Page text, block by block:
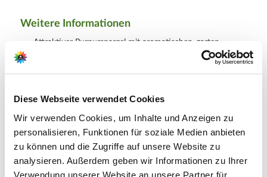
Diese Webseite verwendet Cookies
Wir verwenden Cookies, um Inhalte und Anzeigen zu
personalisieren, Funktionen für soziale Medien anbieten
zu können und die Zugriffe auf unsere Website zu
analysieren. Außerdem geben wir Informationen zu Ihrer
Verwendung unserer Website an unsere Partner für
Weitere Informationen
Attraktiver Purpurspargel mit aromatischen, zarten
Sonniger Standort im Freiland; bevorzugt lockere,
humose und sandig-lehmige Böden; Erntezeit von Mai
Hersteller/Importeur